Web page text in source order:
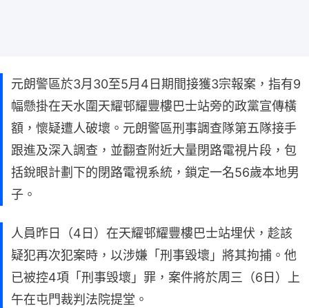
元朗警區於3月30至5月4日期間接獲3宗報案，指有9
幅懸掛在天水圍天耀邨耀豐樓巴士站旁的政黨宣傳橫
額，懷疑遭人破壞。元朗警區刑事調查隊第五隊接手
跟進及深入調查，並翻查附近大量閉路電視片段，包
括銳眼計劃下的閉路電視系統，鎖定一名56歲本地男
子。
人員昨日（4日）在天耀邨耀豐樓巴士站埋伏，趁該
疑犯再次犯案時，以涉嫌「刑事毀壞」將其拘捕。他
已被控4項「刑事毁壞」罪，案件將於周三（6日）上
午在屯門裁判法院提堂。